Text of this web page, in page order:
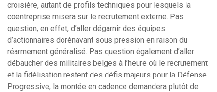
croisière, autant de profils techniques pour lesquels la
coentreprise misera sur le recrutement externe. Pas
question, en effet, d’aller dégarnir des équipes
d’actionnaires dorénavant sous pression en raison du
réarmement généralisé. Pas question également d’aller
débaucher des militaires belges à l’heure où le recrutement
et la fidélisation restent des défis majeurs pour la Défense.
Progressive, la montée en cadence demandera plutôt de